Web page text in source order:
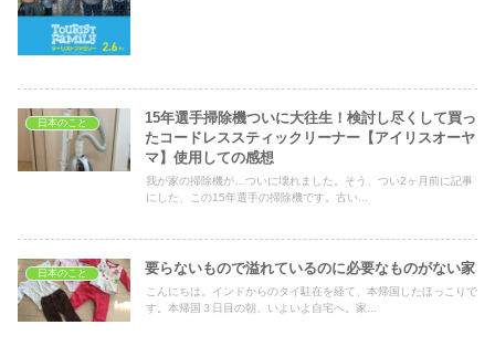
日本のこと
15年選手掃除機ついに大往生！検討し尽くして買っ
たコードレススティックリーナー【アイリスオーヤ
マ】使用しての感想
我が家の掃除機が…ついに壊れました。そう、つい2ヶ月前に記事
にした、この15年選手の掃除機です。古い...
日本のこと 要らないもので溢れているのに必要なものがない家
こんにちは。インドからのタイ駐在を経て、本帰国したほっこりで
す。本帰国３日目の朝、いよいよ自宅へ。家...